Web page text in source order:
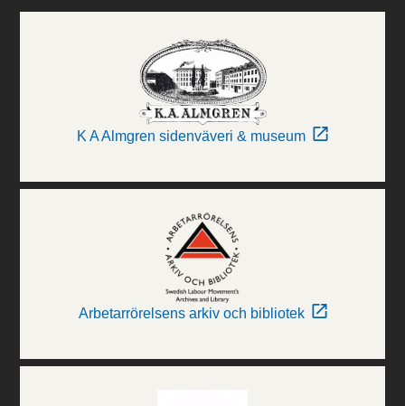
K A Almgren sidenväveri & museum
Arbetarrörelsens arkiv och bibliotek